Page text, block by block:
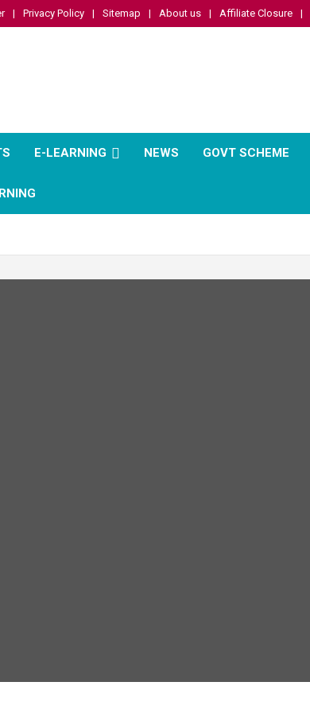
Privacy Policy Sitemap About us Affiliate Closure
E-LEARNING NEWS GOVT SCHEME